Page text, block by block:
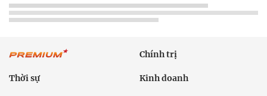
Chính trị
Thời sự Kinh doanh